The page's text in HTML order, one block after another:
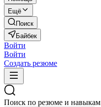
Ещё
Поиск
Байбек
Войти
Войти
Создать резюме
Поиск по резюме и навыкам